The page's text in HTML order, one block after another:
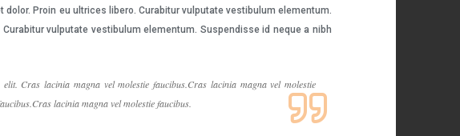
Proin eu ultrices libero. Curabitur vulputate vestibulum elementum.
vulputate vestibulum elementum. Suspendisse id neque a nibh
Cras lacinia magna vel molestie faucibus.Cras lacinia magna vel molestie
lacinia magna vel molestie faucibus.